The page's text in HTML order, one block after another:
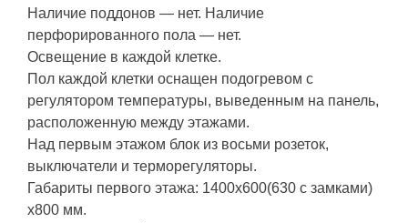
Наличие поддонов — нет. Наличие
перфорированного пола — нет.
Освещение в каждой клетке.
Пол каждой клетки оснащен подогревом с
регулятором температуры, выведенным на панель,
расположенную между этажами.
Над первым этажом блок из восьми розеток,
выключатели и терморегуляторы.
Габариты первого этажа: 1400х600(630 с замками)
х800 мм.